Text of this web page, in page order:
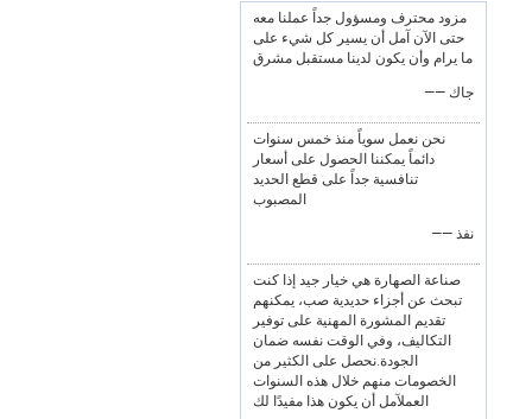
مزود محترف ومسؤول جداً عملنا معه
حتى الآن آمل أن يسير كل شيء على
ما يرام وأن يكون لدينا مستقبل مشرق
—— جاك
نحن نعمل سوياً منذ خمس سنوات
دائماً يمكننا الحصول على أسعار
تنافسية جداً على قطع الحديد
المصبوب
—— نفذ
صناعة الصهارة هي خيار جيد إذا كنت
تبحث عن أجزاء حديدية صب، يمكنهم
تقديم المشورة المهنية على توفير
التكاليف، وفي الوقت نفسه ضمان
الجودة.نحصل على الكثير من
الخصومات منهم خلال هذه السنوات
العملآمل أن يكون هذا مفيدًا لك